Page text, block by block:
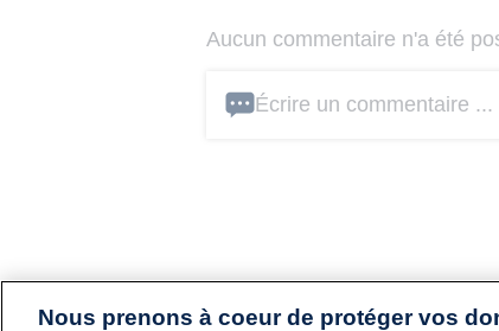
Aucun commentaire n'a été
Écrire un commentaire ...
Nous prenons à coeur de protéger vos